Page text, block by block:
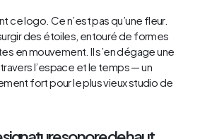
ce logo. Ce n’est pas qu’une fleur.
des étoiles, entouré de formes
en mouvement. Il s’en dégage une
l’espace et le temps — un
fort pour le plus vieux studio de